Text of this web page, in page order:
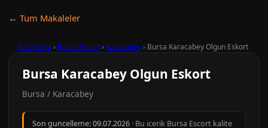
← Tum Makaleler
Ana Sayfa › Bursa Escort› Karacabey› Bursa Karacabey Olgun Eskort
Bursa Karacabey Olgun Eskort
Bursa / Karacabey
Son guncelleme:09.07.2026 · Bu icerik Bursa Escort kalite